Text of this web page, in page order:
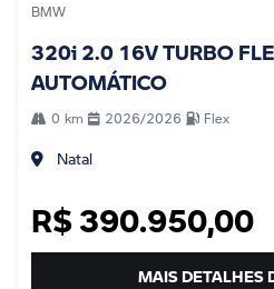
BMW
320i 2.0 16V TURBO
AUTOMÁTICO
0 km 2026/2026 Flex
Natal
R$ 390.950,00
MAIS DETALHES